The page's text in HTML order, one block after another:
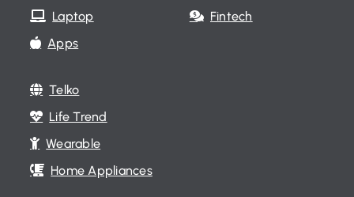
Laptop
Apps
Fintech
Telko
Life Trend
Wearable
Home Appliances